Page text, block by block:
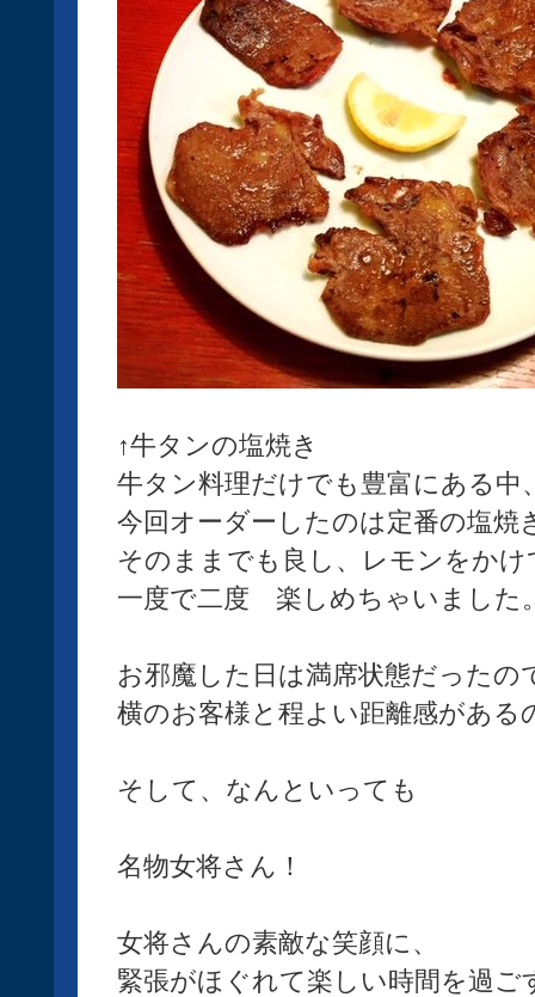
↑牛タンの塩焼き
牛タン料理だけでも豊富にある中
今回オーダーしたのは定番の塩焼
そのままでも良し、レモンをか
一度で二度 楽しめちゃいました
お邪魔した日は満席状態だったの
横のお客様と程よい距離感があ
そして、なんといっても
名物女将さん！
女将さんの素敵な笑顔に、
緊張がほぐれて楽しい時間を過ご